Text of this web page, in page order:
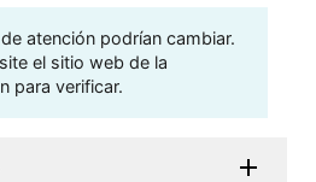
atención podrían cambiar.
el sitio web de la
para verificar.